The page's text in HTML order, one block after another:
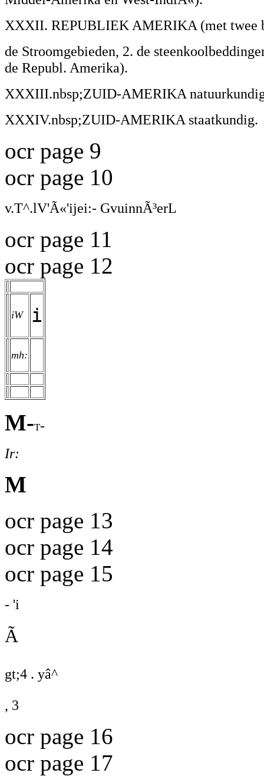
XXXII. REPUBLIEK AMERIKA (met twee
de Stroomgebieden, 2. de
de Republ. Amerika).
XXXIII.nbsp;ZUID-AMERIKA
XXXIV.nbsp;ZUID-AMERIKA staatkundig.
ocr page 9
ocr page 10
v.T^.lV'Ã«'ijei:- GvuinnÃ³erL
ocr page 11
ocr page 12
iW i
mh:
M-t-
Ir:
M
ocr page 13
ocr page 14
ocr page 15
- 'i
Ã
gt;4 . yâ^
, 3
ocr page 16
ocr page 17